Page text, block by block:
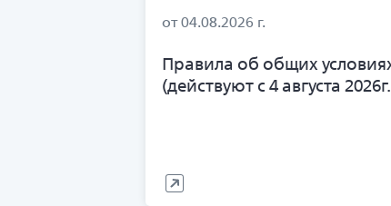
от 04.08.2026 г.
Правила об общих
(действуют с 4 августа